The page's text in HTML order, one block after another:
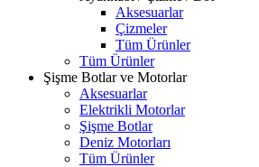
Aksesuarlar
Çizmeler
Tüm Ürünler
Tüm Ürünler
Şişme Botlar ve Motorlar
Aksesuarlar
Elektrikli Motorlar
Şişme Botlar
Deniz Motorları
Tüm Ürünler